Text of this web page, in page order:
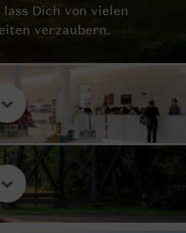
Dich von vielen
verzaubern.